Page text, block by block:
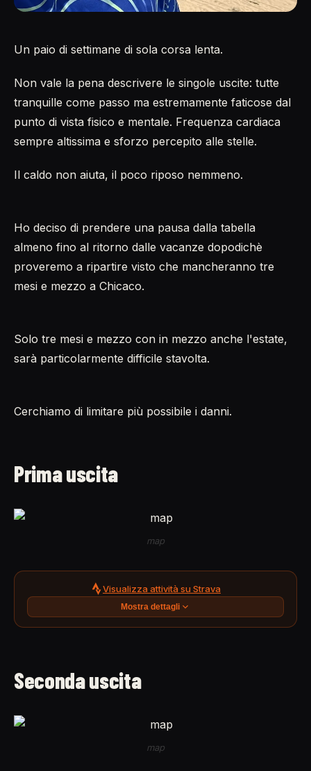
Un paio di settimane di sola corsa lenta.
Non vale la pena descrivere le singole uscite: tutte
tranquille come passo ma estremamente faticose dal
punto di vista fisico e mentale. Frequenza cardiaca
sempre altissima e sforzo percepito alle stelle.
Il caldo non aiuta, il poco riposo nemmeno.
Ho deciso di prendere una pausa dalla tabella
almeno fino al ritorno dalle vacanze dopodichè
proveremo a ripartire visto che mancheranno tre
mesi e mezzo a Chicaco.
Solo tre mesi e mezzo con in mezzo anche l'estate,
sarà particolarmente difficile stavolta.
Cerchiamo di limitare più possibile i danni.
Prima uscita
map
Visualizza attività su Strava
Mostra dettagli
Seconda uscita
map